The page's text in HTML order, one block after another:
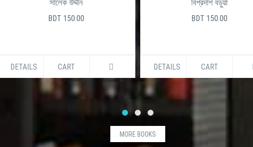
সালেক উদ্দীন
BDT 150.00
DETAILS CART
বিপ্রদাশ বড়ুয়া
BDT 150.00
DETAILS CART
MORE BOOKS